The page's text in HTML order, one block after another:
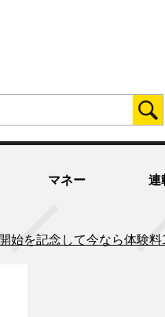
マネー 連
始を記念して今なら体験